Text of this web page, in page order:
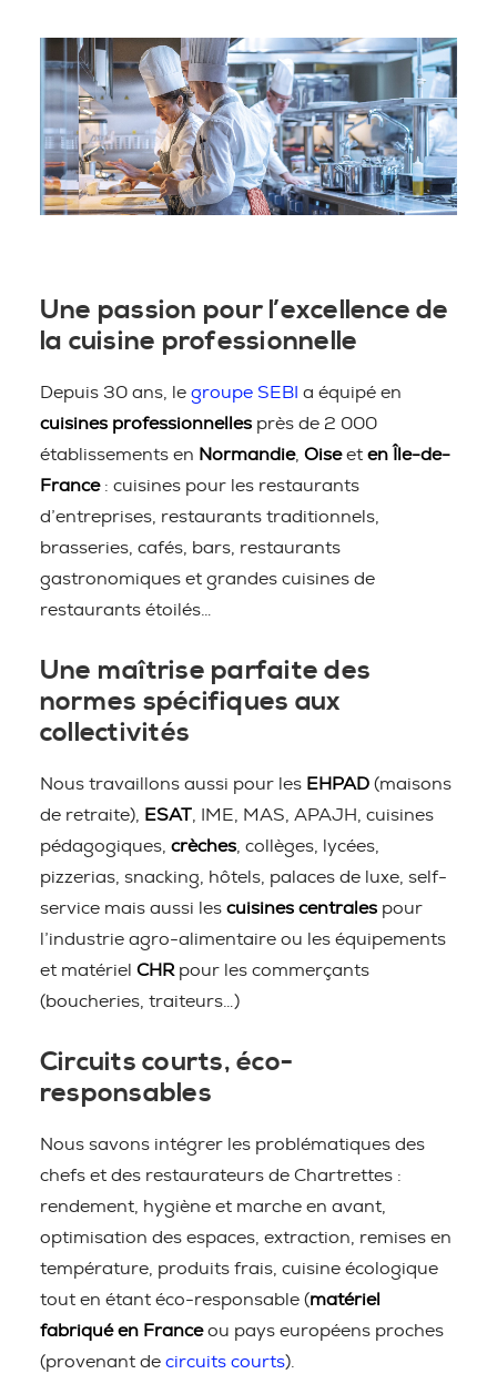
Une passion pour l’excellence de
la cuisine professionnelle
Depuis 30 ans, le groupe SEBI a équipé en
cuisines professionnelles près de 2 000
établissements en Normandie, Oiseet en Île-de-
France: cuisines pour les restaurants
d’entreprises, restaurants traditionnels,
brasseries, cafés, bars, restaurants
gastronomiques et grandes cuisines de
restaurants étoilés…
Une maîtrise parfaite des
normes spécifiques aux
collectivités
Nous travaillons aussi pour les EHPAD (maisons
de retraite),
ESAT , IME, MAS, APAJH, cuisines
pédagogiques, crèches , collèges, lycées,
pizzerias, snacking, hôtels, palaces de luxe, self-
service mais aussi les cuisines centrales pour
l’industrie agro-alimentaire ou les équipements
et matériel CHR pour les commerçants
(boucheries, traiteurs…)
Circuits courts, éco-
responsables
Nous savons intégrer les problématiques des
chefs et des restaurateurs de Chartrettes :
rendement, hygiène et marche en avant,
optimisation des espaces, extraction, remises en
température, produits frais, cuisine écologique
tout en étant éco-responsable (matériel
fabriqué en Franceou pays européens proches
(provenant de circuits courts).